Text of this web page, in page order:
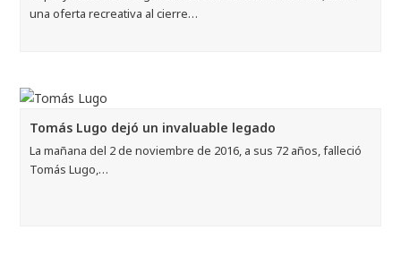
una oferta recreativa al cierre…
Tomás Lugo dejó un invaluable legado
La mañana del 2 de noviembre de 2016, a sus 72 años, falleció
Tomás Lugo,…